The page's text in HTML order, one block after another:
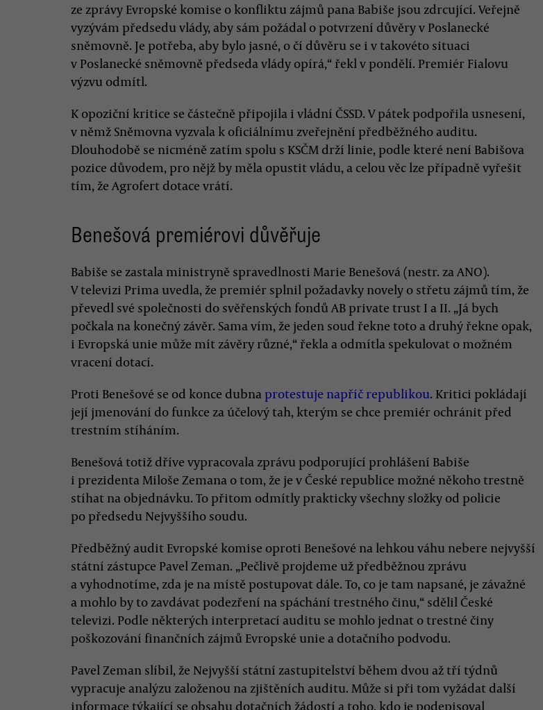
ze zprávy Evropské komise o konfliktu zájmů pana Babiše jsou zdrcující. Veřejně
vyzývám předsedu vlády, aby sám požádal o potvrzení důvěry v Poslanecké
sněmovně. Je potřeba, aby bylo jasné, o čí důvěru se i v takovéto situaci
v Poslanecké sněmovně předseda vlády opírá,“ řekl v pondělí. Premiér Fialovu
výzvu odmítl.
K opoziční kritice se částečně připojila i vládní ČSSD. V pátek podpořila usnesení,
v němž Sněmovna vyzvala k oficiálnímu zveřejnění předběžného auditu.
Dlouhodobě se nicméně zatím spolu s KSČM drží linie, podle které není Babišova
pozice důvodem, pro nějž by měla opustit vládu, a celou věc lze případně vyřešit
tím, že Agrofert dotace vrátí.
Benešová premiérovi důvěřuje
Babiše se zastala ministryně spravedlnosti Marie Benešová (nestr. za ANO).
V televizi Prima uvedla, že premiér splnil požadavky novely o střetu zájmů tím, že
převedl své společnosti do svěřenských fondů AB private trust I a II. „Já bych
počkala na konečný závěr. Sama vím, že jeden soud řekne toto a druhý řekne opak,
i Evropská unie může mít závěry různé,“ řekla a odmítla spekulovat o možném
vracení dotací.
Proti Benešové se od konce dubna protestuje napříč republikou. Kritici pokládají
její jmenování do funkce za účelový tah, kterým se chce premiér ochránit před
trestním stíháním.
Benešová totiž dříve vypracovala zprávu podporující prohlášení Babiše
i prezidenta Miloše Zemana o tom, že je v České republice možné někoho trestně
stíhat na objednávku. To přitom odmítly prakticky všechny složky od policie
po předsedu Nejvyššího soudu.
Předběžný audit Evropské komise oproti Benešové na lehkou váhu nebere nejvyšší
státní zástupce Pavel Zeman. „Pečlivě projdeme už předběžnou zprávu
a vyhodnotíme, zda je na místě postupovat dále. To, co je tam napsané, je závažné
a mohlo by to zavdávat podezření na spáchání trestného činu,“ sdělil České
televizi. Podle některých interpretací auditu se mohlo jednat o trestné činy
poškozování finančních zájmů Evropské unie a dotačního podvodu.
Pavel Zeman slíbil, že Nejvyšší státní zastupitelství během dvou až tří týdnů
vypracuje analýzu založenou na zjištěních auditu. Může si při tom vyžádat další
informace týkající se obsahu dotačních žádostí a toho, kdo je podepisoval